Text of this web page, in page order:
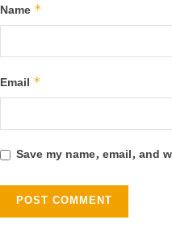
Name *
Email *
Save my name, email, and